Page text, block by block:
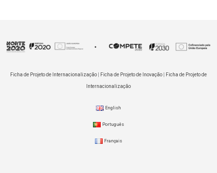
Ficha de Projeto de Internacionalização Ficha de Projeto de Inovação Ficha de Projeto de
Internacionalização
English
Português
Français